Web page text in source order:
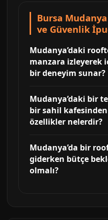
Bursa
ve Güvenlik
Mudanya’daki
manzara izleyerek
bir deneyim sunar?
Mudanya’daki bir
bir sahil
özellikler nelerdir?
Mudanya’da bir
giderken bütçe
olmalı?